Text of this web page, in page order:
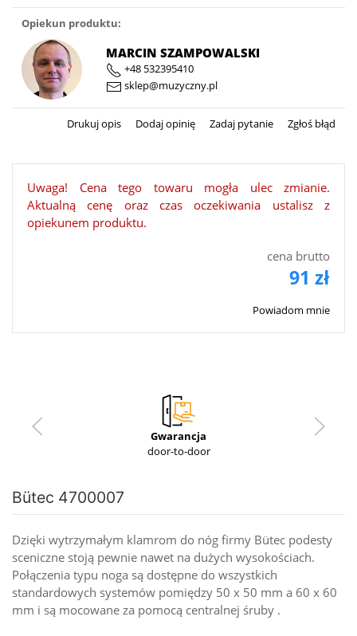
Opiekun produktu:
MARCIN SZAMPOWALSKI
+48 532395410
sklep@muzyczny.pl
Drukuj opis Dodaj opinię Zadaj pytanie Zgłoś błąd
Uwaga! Cena tego towaru mogła ulec zmianie.
Aktualną cenę oraz czas oczekiwania ustalisz z
opiekunem produktu.
cena brutto
91 zł
Powiadom mnie
Gwarancja
door-to-door
Bütec 4700007
Dzięki wytrzymałym klamrom do nóg firmy Bütec podesty
sceniczne stoją pewnie nawet na dużych wysokościach.
Połączenia typu noga są dostępne do wszystkich
standardowych systemów pomiędzy 50 x 50 mm a 60 x 60
mm i są mocowane za pomocą centralnej śruby .